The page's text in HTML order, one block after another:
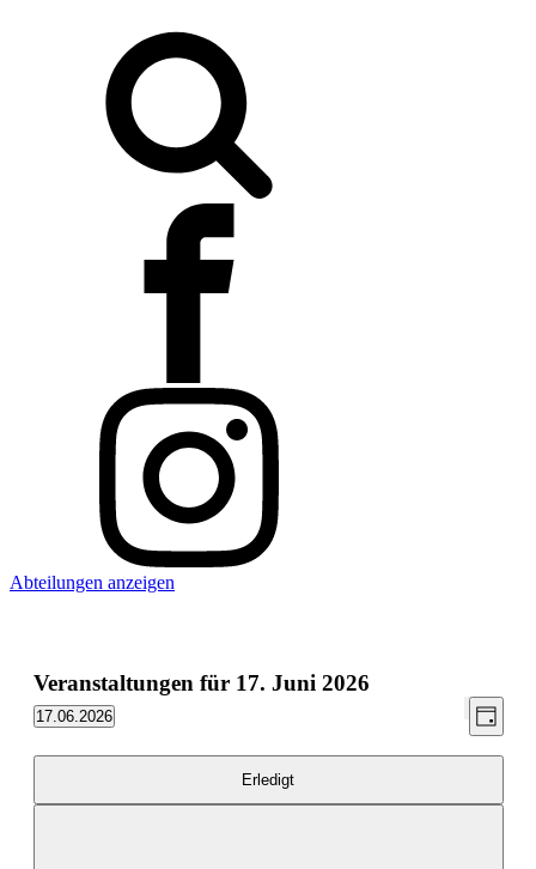
Abteilungen anzeigen
Veranstaltungen für 17. Juni 2026
Filter
Tag
17.06.2026
wählen.
Filter
Das
der
Erledigt